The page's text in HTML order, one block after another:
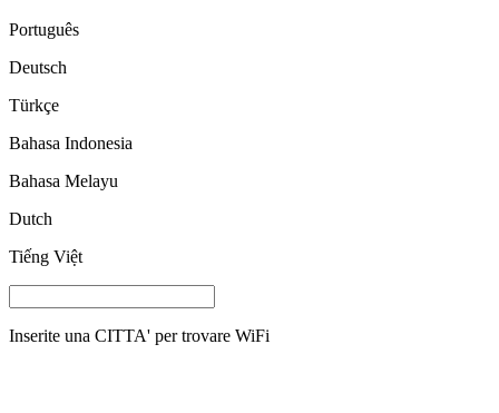
Português
Deutsch
Türkçe
Bahasa Indonesia
Bahasa Melayu
Dutch
Tiếng Việt
Inserite una CITTA' per trovare WiFi